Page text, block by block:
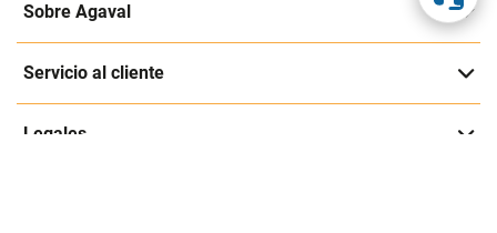
Sobre Agaval
Servicio al cliente
Legales